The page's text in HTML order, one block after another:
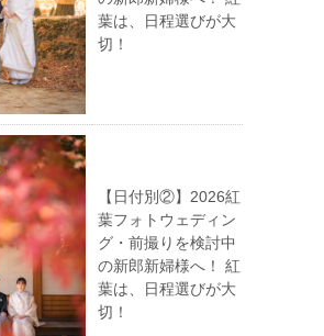
葉は、日程選びが大
切！
【日付別②】2026紅
葉フォトウェディン
グ・前撮りを検討中
の新郎新婦様へ！ 紅
葉は、日程選びが大
切！